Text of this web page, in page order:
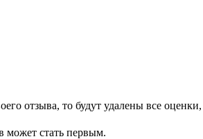
отзыва, то будут удалены все
может стать первым.